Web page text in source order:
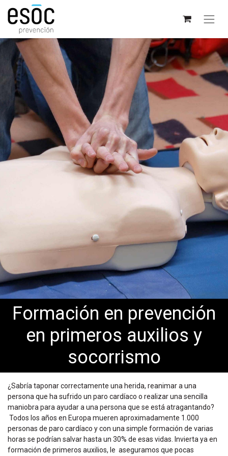
Formación en prevención
en primeros auxilios y
socorrismo
¿Sabría taponar correctamente una herida, reanimar a una
persona que ha sufrido un paro cardíaco o realizar una sencilla
maniobra para ayudar a una persona que se está atragantando?
Todos los años en Europa mueren aproximadamente 1.000
personas de paro cardíaco y con una simple formación de varias
horas se podrían salvar hasta un 30% de esas vidas. Invierta ya en
formación de primeros auxilios, le aseguramos que pocas